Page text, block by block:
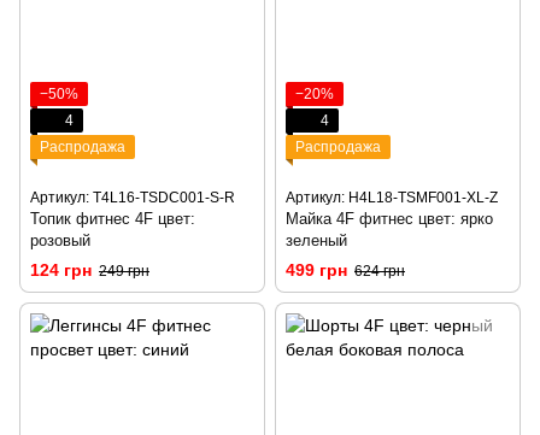
−50%
4
Распродажа
Артикул: T4L16-TSDC001-S-R
Топик фитнес 4F цвет:
розовый
124 грн 249 грн
−20%
4
Распродажа
Артикул: H4L18-TSMF001-XL-Z
Майка 4F фитнес цвет: ярко
зеленый
499 грн 624 грн